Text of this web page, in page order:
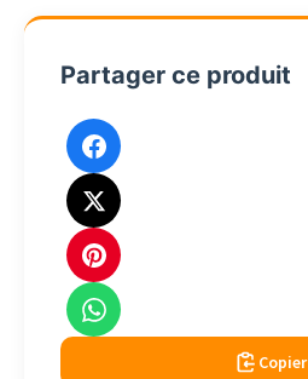
tirors
2140
Partager ce produit
Copier